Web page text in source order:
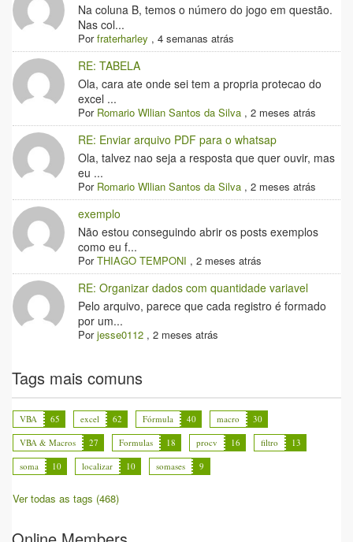
Na coluna B, temos o número do jogo em questão.
Nas col...
Porfraterharley ,4 semanas atrás
RE: TABELA
Ola, cara ate onde sei tem a propria protecao do
excel ...
Por Romario Wllian Santos da Silva ,2 meses atrás
RE: Enviar arquivo PDF para o whatsap
Ola, talvez nao seja a resposta que quer ouvir, mas
eu ...
Por Romario Wllian Santos da Silva ,2 meses atrás
exemplo
Não estou conseguindo abrir os posts exemplos
como eu f...
PorTHIAGO TEMPONI ,2 meses atrás
RE: Organizar dados com quantidade variavel
Pelo arquivo, parece que cada registro é formado
por um...
Porjesse0112 ,2 meses atrás
Tags mais comuns
VBA 65 excel 62 Fórmula 40 macro
30
VBA & Macros
27 Formulas 18 procv 16 filtro
13
soma
10 localizar 10 somases 9
Ver todas as tags (468)